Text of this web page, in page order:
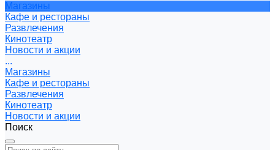
Магазины
Кафе и рестораны
Развлечения
Кинотеатр
Новости и акции
...
Магазины
Кафе и рестораны
Развлечения
Кинотеатр
Новости и акции
Поиск